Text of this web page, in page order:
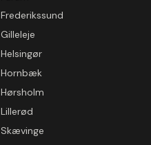
Frederikssund
Gilleleje
Helsingør
Hornbæk
Hørsholm
Lillerød
Skævinge